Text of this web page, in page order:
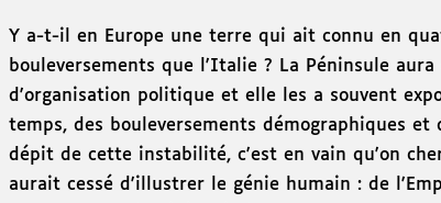
Y a-t-il en Europe une terre qui ait connu en
bouleversements que l'Italie ? La Péninsule
d'organisation politique et elle les a souvent
temps, des bouleversements démographiques et
dépit de cette instabilité, c'est en vain qu'on
aurait cessé d'illustrer le génie humain : de